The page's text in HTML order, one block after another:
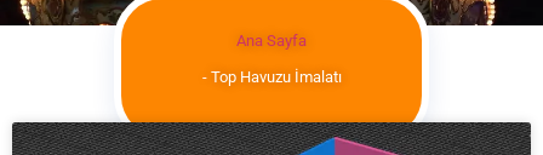
Ana Sayfa
- Top Havuzu İmalatı